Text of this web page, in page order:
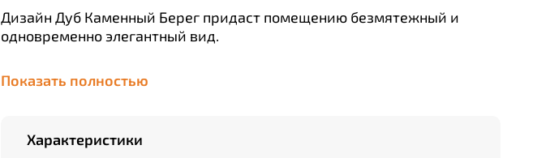
Дизайн Дуб Каменный Берег придаст помещению безмятежный и
одновременно элегантный вид.
Серый цвет натурального дерева хорошо сочетается не только с
любыми типами состаренной древесины, но и с классической теплой
Показать полностью
Характеристики